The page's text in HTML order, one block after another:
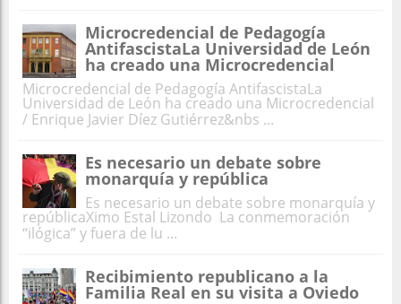
Microcredencial de Pedagogía
AntifascistaLa Universidad de León
ha creado una Microcredencial
Microcredencial de Pedagogía AntifascistaLa
Universidad de León ha creado una Microcredencial
/ Enrique Javier Díez Gutiérrez&nbs ...
Es necesario un debate sobre
monarquía y república
Es necesario un debate sobre monarquía y
repúblicaXimo Estal Lizondo La conmemoración
“ilógica” y fuera de lu ...
Recibimiento republicano a la
Familia Real en su visita a Oviedo